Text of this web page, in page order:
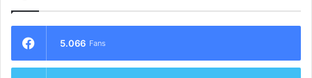
5.066 Fans